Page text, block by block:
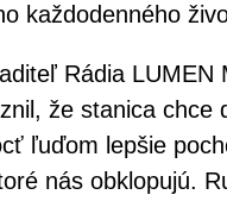
každodenného
Rádia LUMEN
že stanica chce
ľuďom lepšie
nás obklopujú.